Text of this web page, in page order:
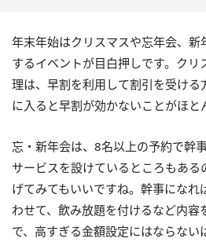
年末年始はクリスマスや忘年会、新
するイベントが目白押しです。クリ
理は、早割を利用して割引を受ける
に入ると早割が効かないことがほと
忘・新年会は、8名以上の予約で幹
サービスを設けているところもある
げてみてもいいですね。幹事になれ
わせて、飲み放題を付けるなど内容
で、高すぎる金額設定にはならない